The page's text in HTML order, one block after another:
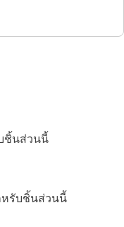
ชิ้นส่วนนี้
หรับชิ้นส่วนนี้